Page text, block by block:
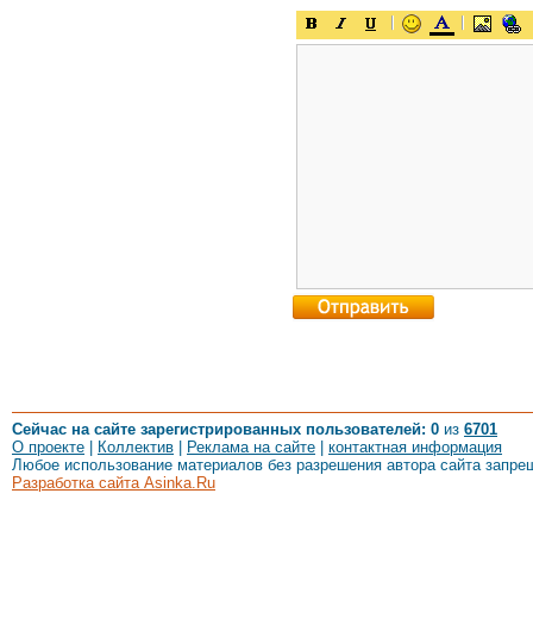
Сейчас на сайте зарегистрированных пользователей: 0 из 6701
О проекте
Коллектив Реклама на сайте
контактная информация
Любое использование материалов без разрешения автора сайта
Разработка сайта Asinka.Ru